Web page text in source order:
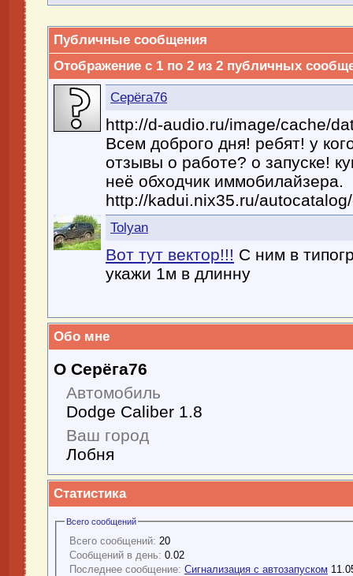
Публичные сообщения
Отображение с 1 по 2 из 2 публичных
Серёга76
http://d-audio.ru/image/cache/
Всем доброго дня! ребят! у
отзывы о работе? о запуске!
неё обходчик иммобилайзера.
http://kadui.nix35.ru/
Tolyan
Вот тут вектор!!! С ним в
укажи 1м в длинну
Обо мне
О Серёга76
Автомобиль
Dodge Caliber 1.8
Ваш город
Лобня
Статистика
Всего сообщений
Всего сообщений: 20
Сообщений в день: 0.02
Последнее сообщение: Сигнализация с автозапуском